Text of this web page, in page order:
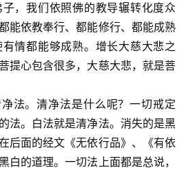
，我们依照佛的教导辗转化度众
能依教奉行、都能修行、都能成熟
情都能够成熟。增长大慈大悲之
提心包含很多，大慈大悲，就是菩
法。清净法是什么呢？一切戒定
法。白法就是清净法。消失的是黑
后面的经文《无依行品》、《有依
白的道理。一切法上面都是总说，